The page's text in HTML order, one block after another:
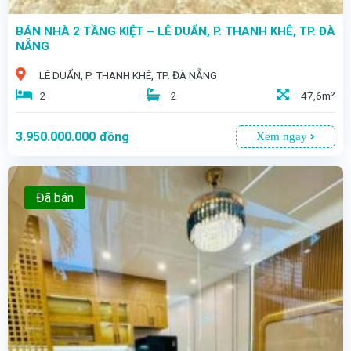
BÁN NHÀ 2 TẦNG KIỆT – LÊ DUẨN, P. THANH KHÊ, TP. ĐÀ
NẴNG
LÊ DUẨN, P. THANH KHÊ, TP. ĐÀ NẴNG
2
2 47,6m²
3.950.000.000 đồng Xem ngay
Đã bán